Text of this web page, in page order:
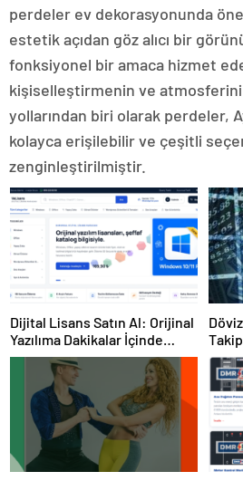
perdeler ev dekorasyonunda
estetik açıdan göz alıcı bir
fonksiyonel bir amaca hizmet
kişiselleştirmenin ve
yollarından biri olarak perdeler,
kolayca erişilebilir ve çeşitli
zenginleştirilmiştir.
Dijital Lisans Satın Al: Orijinal
Yazılıma Dakikalar İçinde
Sahip Olun